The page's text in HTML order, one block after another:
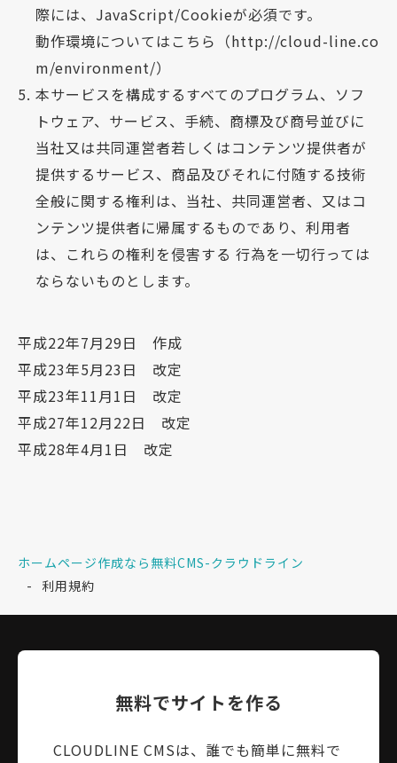
際には、JavaScript/Cookieが必須です。
動作環境についてはこちら（http://cloud-line.co
m/environment/）
本サービスを構成するすべてのプログラム、ソフ
トウェア、サービス、手続、商標及び商号並びに
当社又は共同運営者若しくはコンテンツ提供者が
提供するサービス、商品及びそれに付随する技術
全般に関する権利は、当社、共同運営者、又はコ
ンテンツ提供者に帰属するものであり、利用者
は、これらの権利を侵害する 行為を一切行っては
ならないものとします。
平成22年7月29日 作成
平成23年5月23日 改定
平成23年11月1日 改定
平成27年12月22日 改定
平成28年4月1日 改定
ホームページ作成なら無料CMS-クラウドライン
利用規約
無料でサイトを作る
CLOUDLINE CMSは、誰でも簡単に無料で